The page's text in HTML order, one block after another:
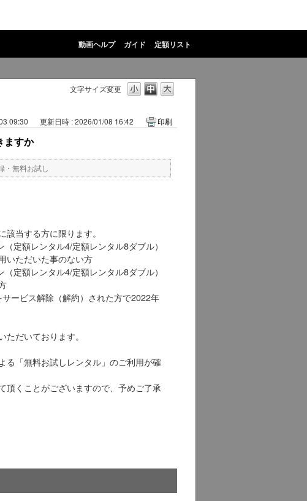
動画ヘルプ ガイド 定額リスト
文字サイズ変更
09:30 更新日時 : 2026/01/08 16:42 印刷
ますか
・無料お試し
当する方に限ります。
定額レンタル4/定額レンタル8ダブル）
いただいた事のない方
定額レンタル4/定額レンタル8ダブル）
ービス解除（解約）された方で2022年
だいております。
る「無料お試しレンタル」のご利用が確
頂くことがございますので、予めご了承